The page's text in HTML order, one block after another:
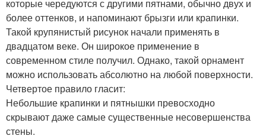
которые чередуются с другими пятнами, обычно двух и
более оттенков, и напоминают брызги или крапинки.
Такой крупянистый рисунок начали применять в
двадцатом веке. Он широкое применение в
современном стиле получил. Однако, такой орнамент
можно использовать абсолютно на любой поверхности.
Четвертое правило гласит:
Небольшие крапинки и пятнышки превосходно
скрывают даже самые существенные несовершенства
стены.